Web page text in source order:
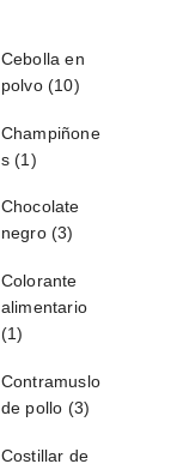
Cebolla en
polvo(10)
Champiñone
s(1)
Chocolate
negro(3)
Colorante
alimentario
(1)
Contramuslo
de pollo (3)
Costillar de